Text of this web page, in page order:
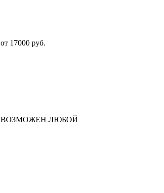
от 17000 руб.
ВОЗМОЖЕН ЛЮБОЙ